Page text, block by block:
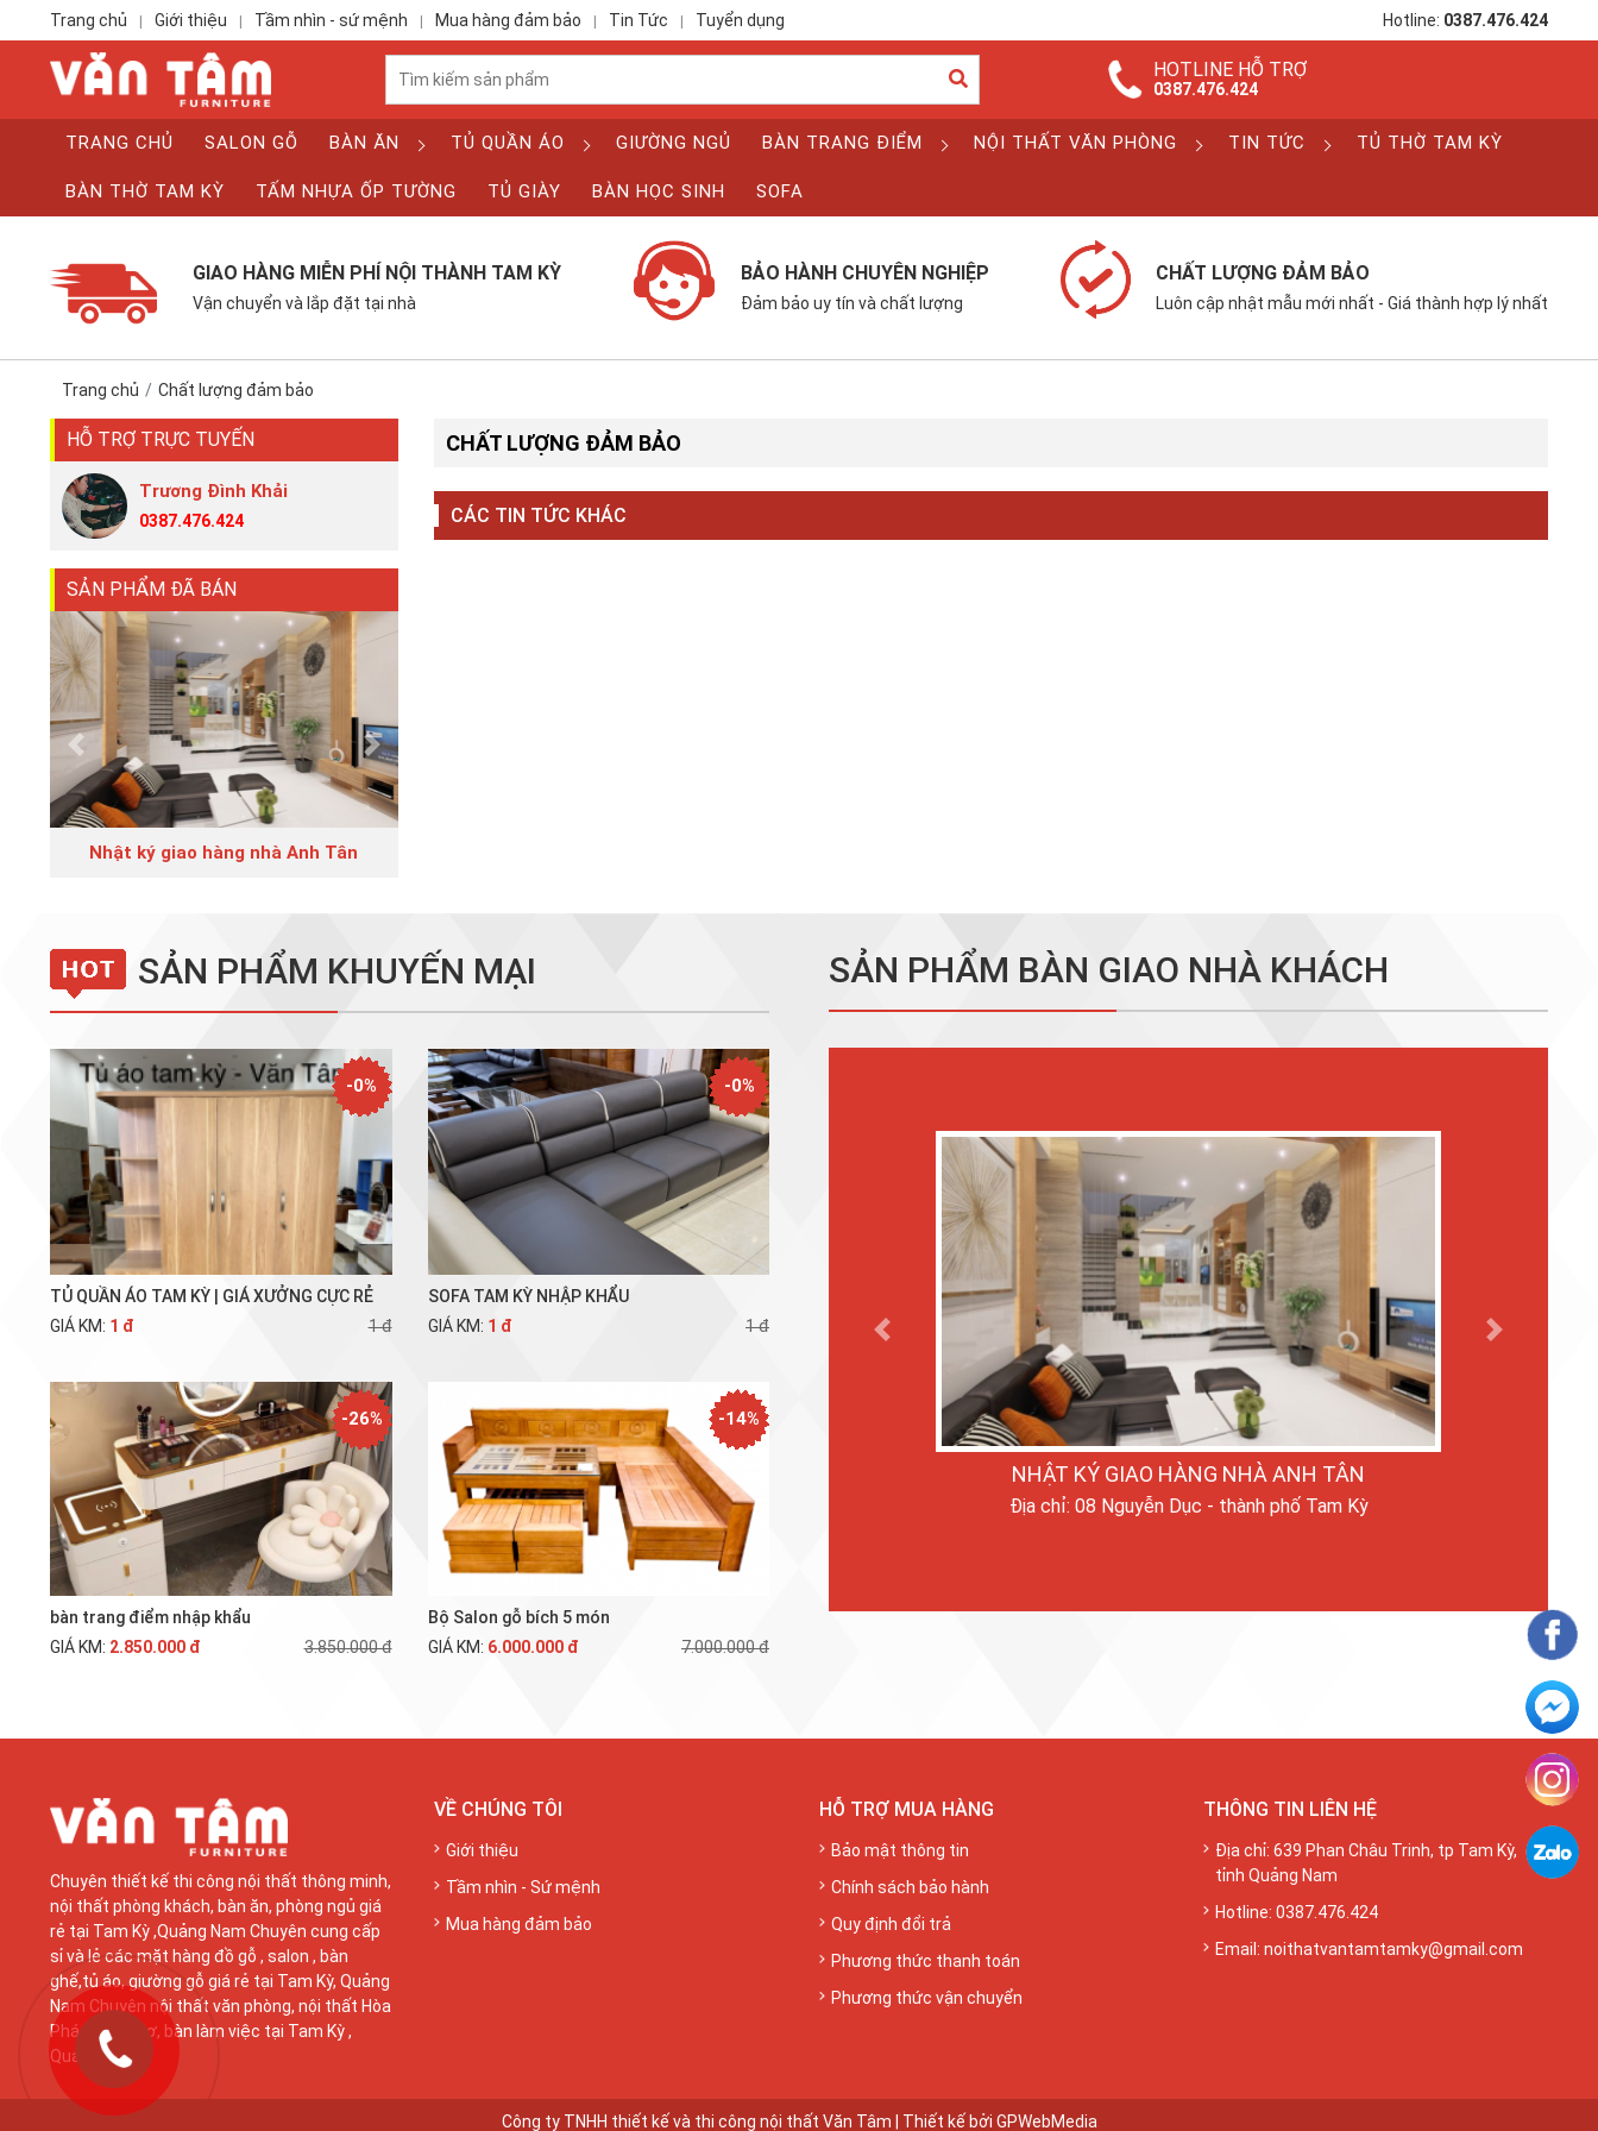
Trang chủ Giới thiệu Tầm nhìn - sứ mệnh Mua hàng đảm bảo Tin Tức Tuyển dụng Hotline: 0387.476.424
HOTLINE HỖ TRỢ
0387.476.424
TRANG CHỦ SALON GỖ BÀN ĂN TỦ QUẦN ÁO GIƯỜNG NGỦ BÀN TRANG ĐIỂM NỘI THẤT VĂN PHÒNG TIN TỨC TỦ THỜ TAM KỲ
BÀN THỜ TAM KỲ TẤM NHỰA ỐP TƯỜNG TỦ GIÀY BÀN HỌC SINH SOFA
GIAO HÀNG MIỄN PHÍ NỘI THÀNH TAM KỲ
Vận chuyển và lắp đặt tại nhà
BẢO HÀNH CHUYÊN NGHIỆP
Đảm bảo uy tín và chất lượng
CHẤT LƯỢNG ĐẢM BẢO
Luôn cập nhật mẫu mới nhất - Giá thành hợp lý nhất
Trang chủ Chất lượng đảm bảo
HỖ TRỢ TRỰC TUYẾN
Trương Đình Khải
0387.476.424
SẢN PHẨM ĐÃ BÁN
Nhật ký giao hàng nhà Anh Tân
Previous Next
CHẤT LƯỢNG ĐẢM BẢO
CÁC TIN TỨC KHÁC
SẢN PHẨM KHUYẾN MẠI
TỦ QUẦN ÁO TAM KỲ | GIÁ XƯỞNG CỰC RẺ
GIÁ KM: 1 đ 1 đ
-0%
SOFA TAM KỲ NHẬP KHẨU
GIÁ KM: 1 đ 1 đ
-0%
bàn trang điểm nhập khẩu
GIÁ KM: 2.850.000 đ 3.850.000 đ
-26%
Bộ Salon gỗ bích 5 món
GIÁ KM: 6.000.000 đ 7.000.000 đ
-14%
SẢN PHẨM BÀN GIAO NHÀ KHÁCH
NHẬT KÝ GIAO HÀNG NHÀ ANH TÂN
Địa chỉ: 08 Nguyễn Dục - thành phố Tam Kỳ
Previous Next
Chuyên thiết kế thi công nội thất thông minh,
nội thất phòng khách, bàn ăn, phòng ngủ giá
rẻ tại Tam Kỳ ,Quảng Nam Chuyên cung cấp
sỉ và lẻ các mặt hàng đồ gỗ , salon , bàn
ghế,tủ áo, giường gỗ giá rẻ tại Tam Kỳ, Quảng
Nam Chuyên nội thất văn phòng, nội thất Hòa
Phát, tủ hồ sơ, bàn làm việc tại Tam Kỳ ,
Quảng Nam
VỀ CHÚNG TÔI
Giới thiệu
Tầm nhìn - Sứ mệnh
Mua hàng đảm bảo
HỖ TRỢ MUA HÀNG
Bảo mật thông tin
Chính sách bảo hành
Quy định đổi trả
Phương thức thanh toán
Phương thức vận chuyển
THÔNG TIN LIÊN HỆ
Địa chỉ: 639 Phan Châu Trinh, tp Tam Kỳ,
tỉnh Quảng Nam
Hotline: 0387.476.424
Email: noithatvantamtamky@gmail.com
Công ty TNHH thiết kế và thi công nội thất Văn Tâm | Thiết kế bởi GPWebMedia